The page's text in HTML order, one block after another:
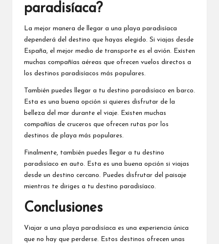
paradisíaca?
La mejor manera de llegar a una playa paradisíaca
dependerá del destino que hayas elegido. Si viajas desde
España, el mejor medio de transporte es el avión. Existen
muchas compañías aéreas que ofrecen vuelos directos a
los destinos paradisíacos más populares.
También puedes llegar a tu destino paradisíaco en barco.
Esta es una buena opción si quieres disfrutar de la
belleza del mar durante el viaje. Existen muchas
compañías de cruceros que ofrecen rutas por los
destinos de playa más populares.
Finalmente, también puedes llegar a tu destino
paradisíaco en auto. Esta es una buena opción si viajas
desde un destino cercano. Puedes disfrutar del paisaje
mientras te diriges a tu destino paradisíaco.
Conclusiones
Viajar a una playa paradisíaca es una experiencia única
que no hay que perderse. Estos destinos ofrecen unas